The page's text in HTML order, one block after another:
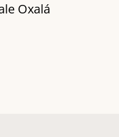
Carte postale Oxalá